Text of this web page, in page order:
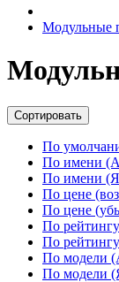
Модульные
Сортировать
По
По имени
По имени
По цене
По цене
По
По
По модели
По модели